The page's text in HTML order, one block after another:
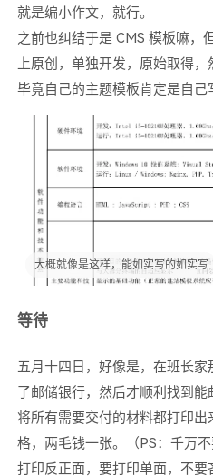
就是编小作文，就行。
之前也纠结于是 CMS 模板嘛，
上原创，单独开发，原始取得，
毕竟自己的主题模板肯定是自己
大概就像是这样，能如实写的如实写
等待
五月十四日，好像是，在班长家
了邮储银行，然后才顺利找到
将所有需要交付的材料都打印
格，两毛钱一张。（PS：千万
打印反正面，要打印单面，不